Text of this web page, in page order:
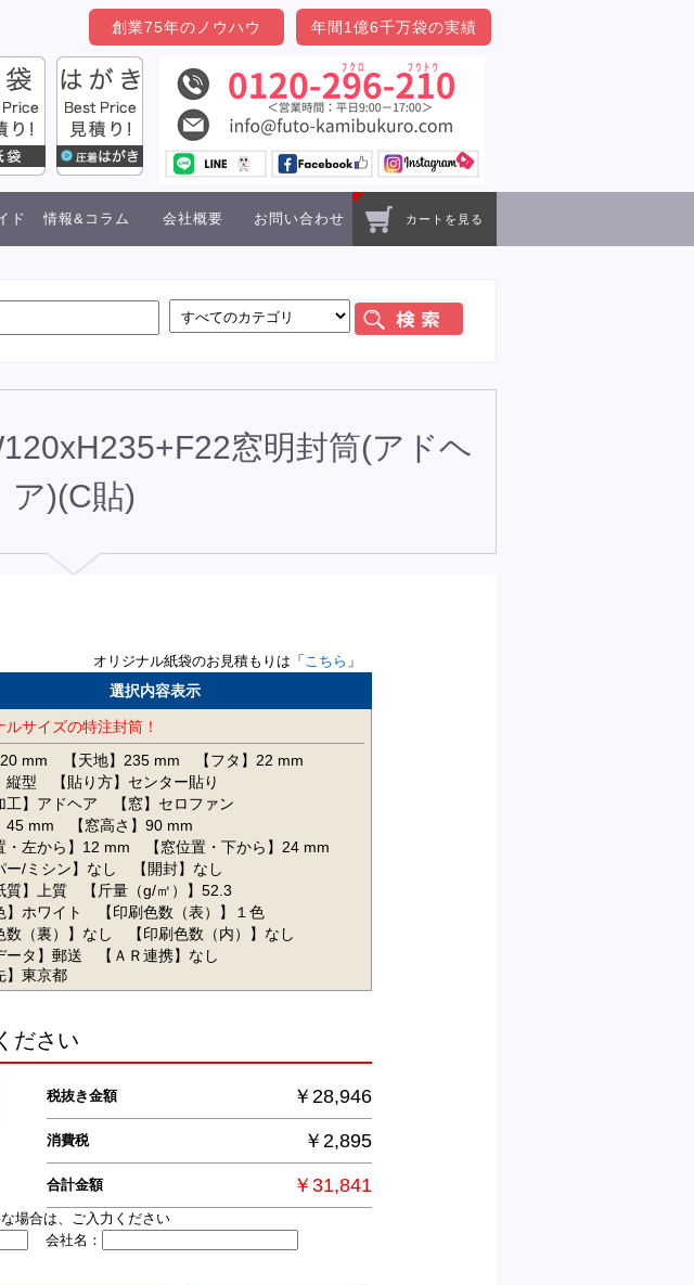
創業75年のノウハウ 年間1億6千万袋の実績
ド 情報&コラム 会社概要 お問い合わせ カートを見る
窓明封筒(アドヘ
ア)(C貼)
オリジナル紙袋のお見積もりは「 こちら 」
選択内容表示
ルサイズの特注封筒！
mm
【天地】235 mm
【フタ】22 mm
縦型
【貼り方】センター貼り
工】アドヘア
【窓】セロファン
45 mm
【窓高さ】90 mm
・左から】12 mm
【窓位置・下から】24 mm
ー/ミシン】なし
【開封】なし
質】上質
【斤量（g/㎡）】52.3
】ホワイト
【印刷色数（表）】１色
数（裏）】なし
【印刷色数（内）】なし
ータ】郵送
【ＡＲ連携】なし
】東京都
ださい
税抜き金額 ￥28,946
消費税 ￥2,895
合計金額 ￥31,841
場合は、ご入力ください
会社名：